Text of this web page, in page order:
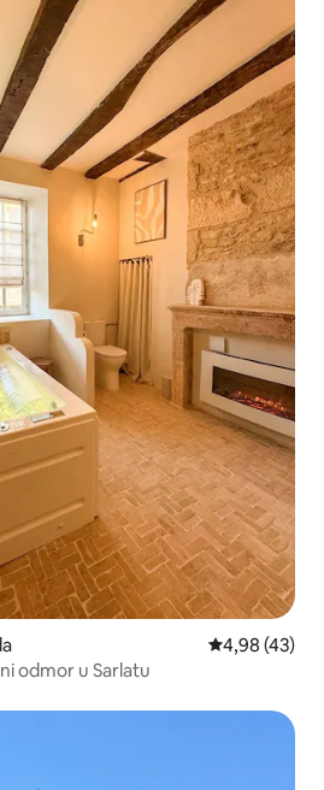
s oznakom „Odabrali gosti”
Prosječna
4,98 (43)
odmor u Sarlatu
s oznakom „Odabrali gosti”